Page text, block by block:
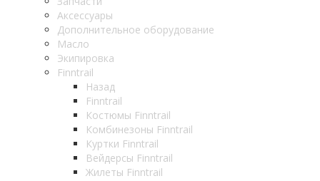
Аксессуары
Дополнительное оборудование
Масло
Экипировка
Finntrail
Назад
Finntrail
Костюмы Finntrail
Комбинезоны Finntrail
Куртки Finntrail
Вейдерсы Finntrail
Жилеты Finntrail